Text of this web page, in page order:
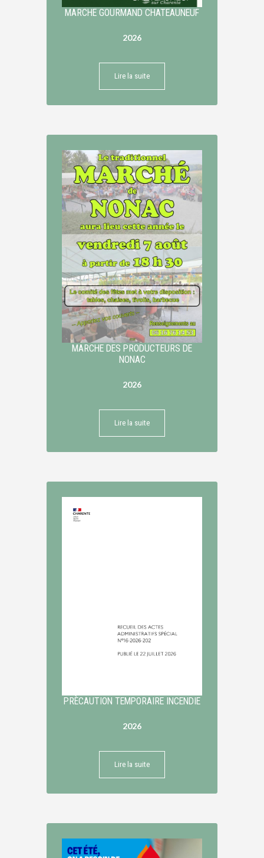
MARCHE GOURMAND CHATEAUNEUF
2026
Lire la suite
MARCHE DES PRODUCTEURS DE
NONAC
2026
Lire la suite
PRÈCAUTION TEMPORAIRE INCENDIE
2026
Lire la suite